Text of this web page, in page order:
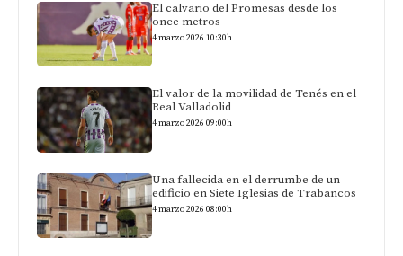
El calvario del Promesas desde los
once metros
4 marzo 2026 10:30h
El valor de la movilidad de Tenés en el
Real Valladolid
4 marzo 2026 09:00h
Una fallecida en el derrumbe de un
edificio en Siete Iglesias de Trabancos
4 marzo 2026 08:00h